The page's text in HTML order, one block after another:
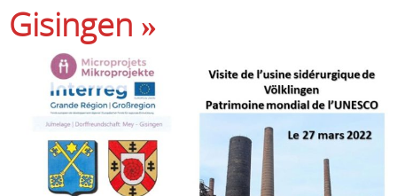
Gisingen »